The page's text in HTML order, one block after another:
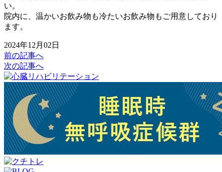
い。
院内に、温かいお飲み物も冷たいお飲み物もご用意しており
ます。
2024年12月02日
前の記事へ
次の記事へ